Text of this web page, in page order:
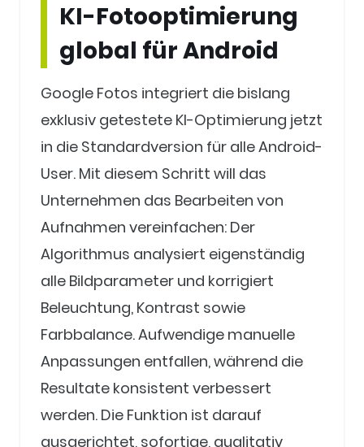
KI-Fotooptimierung
global für Android
Google Fotos integriert die bislang
exklusiv getestete KI-Optimierung jetzt
in die Standardversion für alle Android-
User. Mit diesem Schritt will das
Unternehmen das Bearbeiten von
Aufnahmen vereinfachen: Der
Algorithmus analysiert eigenständig
alle Bildparameter und korrigiert
Beleuchtung, Kontrast sowie
Farbbalance. Aufwendige manuelle
Anpassungen entfallen, während die
Resultate konsistent verbessert
werden. Die Funktion ist darauf
ausgerichtet, sofortige, qualitativ